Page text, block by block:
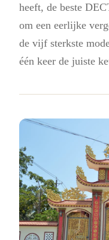
heeft, de beste
om een eerlijke
de vijf sterkste
één keer de juiste